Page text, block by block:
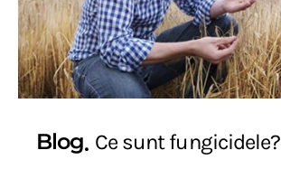
Blog Ce sunt fungicidele?